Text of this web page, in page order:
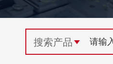
常见问题
技术支持